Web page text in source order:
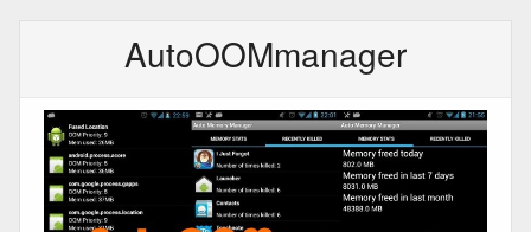
AutoOOMmanager